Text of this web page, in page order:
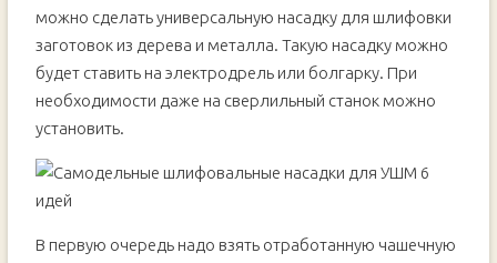
можно сделать универсальную насадку для шлифовки
заготовок из дерева и металла. Такую насадку можно
будет ставить на электродрель или болгарку. При
необходимости даже на сверлильный станок можно
установить.
В первую очередь надо взять отработанную чашечную